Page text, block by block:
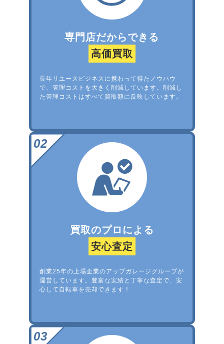
専門店だからできる
高価買取
長年リユースビジネスに携わって得たノウハウ
で、管理コストを大きく削減しています。削減し
た管理コストはすべて買取額に反映しています。
買取のプロによる
安心査定
創業25年の上場企業のアップガレージグループが
運営しています。豊富な実績と丁寧な査定で、安
心して自転車を売却できます！